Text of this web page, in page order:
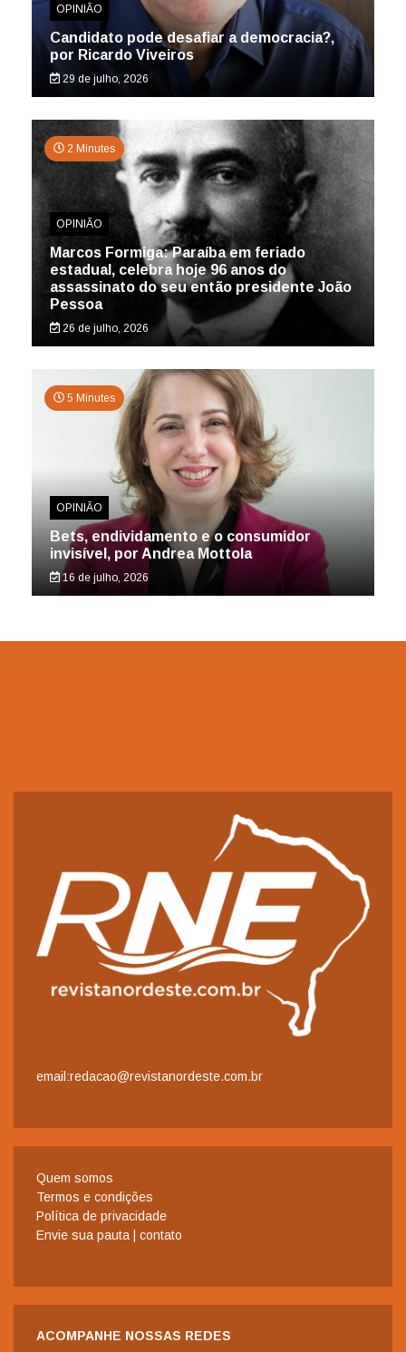
OPINIÃO
Candidato pode desafiar a democracia?,
por Ricardo Viveiros
29 de julho, 2026
2 Minutes
OPINIÃO
Marcos Formiga: Paraíba em feriado
estadual, celebra hoje 96 anos do
assassinato do seu então presidente João
Pessoa
26 de julho, 2026
5 Minutes
OPINIÃO
Bets, endividamento e o consumidor
invisível, por Andrea Mottola
16 de julho, 2026
email:redacao@revistanordeste.com.br
Quem somos
Termos e condições
Política de privacidade
Envie sua pauta | contato
ACOMPANHE NOSSAS REDES